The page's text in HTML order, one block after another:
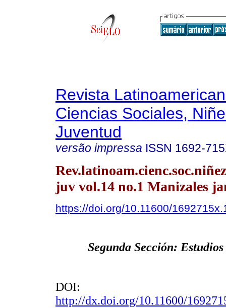
Revista
Ciencias Sociales,
Juventud
versão impressa ISSN 1692-
Rev.latinoam.cienc.soc.niñez
juv vol.14 no.1 Manizales
https://doi.org/10.11600/
Segunda Sección:
DOI:
http://dx.doi.org/10.11600/